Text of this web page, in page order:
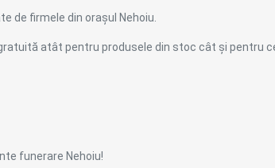
de firmele din orașul Nehoiu.
atât pentru produsele din stoc cât și pentru
funerare Nehoiu!